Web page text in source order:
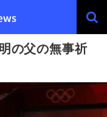
の父の無事祈